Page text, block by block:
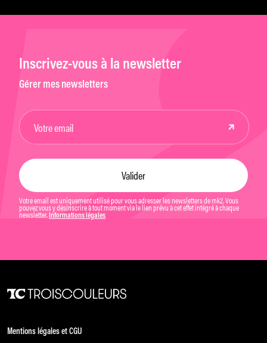
Inscrivez-vous à la newsletter
Gérer mes newsletters
Votre email est uniquement utilisé pour vous adresser les newsletters de mk2. Vous
pouvez vous y désinscrire à tout moment via le lien prévu à cet effet intégré à chaque
newsletter. Informations légales
Mentions légales et CGU